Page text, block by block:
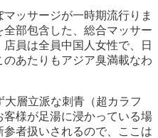
ッサージが一時期流行りま
部包含した、総合マッサー
員は全員中国人女性で、日
あたりもアジア臭満載なわ
層立派な刺青（超カラフ
様が足湯に浸かっている場
者扱いされるので、ここは